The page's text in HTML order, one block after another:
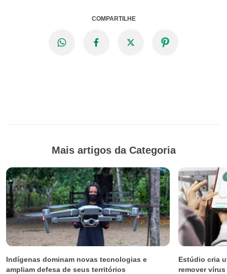
COMPARTILHE
Mais artigos da Categoria
Indígenas dominam novas tecnologias e
ampliam defesa de seus territórios
Estúdio cria
remover